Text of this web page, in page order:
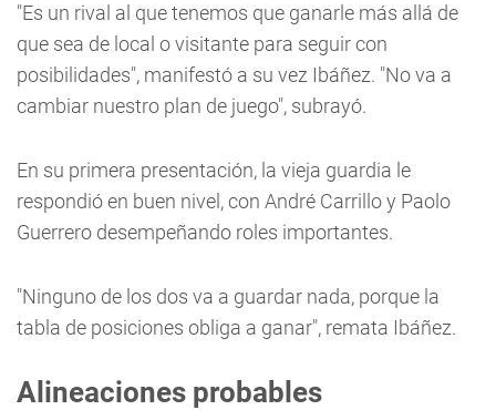
"Es un rival al que tenemos que ganarle más allá de
que sea de local o visitante para seguir con
posibilidades", manifestó a su vez Ibáñez. "No va a
cambiar nuestro plan de juego", subrayó.
En su primera presentación, la vieja guardia le
respondió en buen nivel, con André Carrillo y Paolo
Guerrero desempeñando roles importantes.
"Ninguno de los dos va a guardar nada, porque la
tabla de posiciones obliga a ganar", remata Ibáñez.
Alineaciones probables